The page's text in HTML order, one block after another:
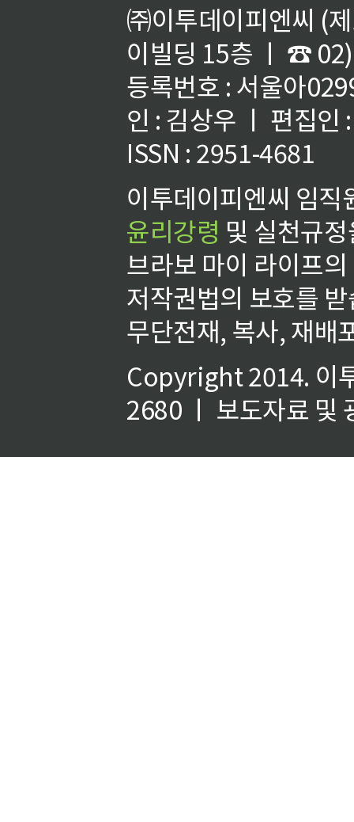
㈜이투데이피엔씨 (
이빌딩 15층 ㅣ ☎
등록번호 : 서울아
인 : 김상우 ㅣ 편집인
ISSN : 2951-4681
이투데이피엔씨 임
윤리강령 및 실천규
브라보 마이 라이프
저작권법의 보호를
무단전재, 복사, 재배
Copyright 2014. 이
2680 ㅣ 보도자료